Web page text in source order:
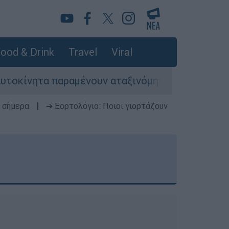
& Drink Travel Viral
παραμένουν αταξινόμητα - Λύση αναζητά το
➔ Εορτολόγιο: Ποιοι γιορτάζουν